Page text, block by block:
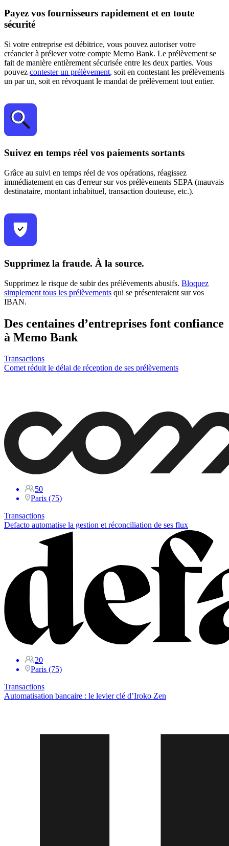
Payez vos fournisseurs rapidement et en toute
sécurité
Si votre entreprise est débitrice, vous pouvez autoriser votre
créancier à prélever votre compte Memo Bank. Le prélèvement se
fait de manière entièrement sécurisée entre les deux parties. Vous
pouvez contester un prélèvement, soit en contestant les prélèvements
un par un, soit en révoquant le mandat de prélèvement tout entier.
Suivez en temps réel vos paiements sortants
Grâce au suivi en temps réel de vos opérations, réagissez
immédiatement en cas d'erreur sur vos prélèvements SEPA (mauvais
destinataire, montant inhabituel, transaction douteuse, etc.).
Supprimez la fraude. À la source.
Supprimez le risque de subir des prélèvements abusifs. Bloquez
simplement tous les prélèvements qui se présenteraient sur vos
IBAN.
Des centaines d’entreprises font confiance
à Memo Bank
Transactions
Comet réduit le délai de réception de ses prélèvements
50
Paris (75)
Transactions
Defacto automatise la gestion et réconciliation de ses flux
20
Paris (75)
Transactions
Automatisation bancaire : le levier clé d’Iroko Zen